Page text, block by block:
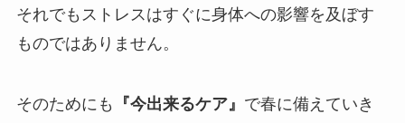
それでもストレスはすぐに身体への影響を及ぼす
ものではありません。
そのためにも 『今出来るケア』 で春に備えていき